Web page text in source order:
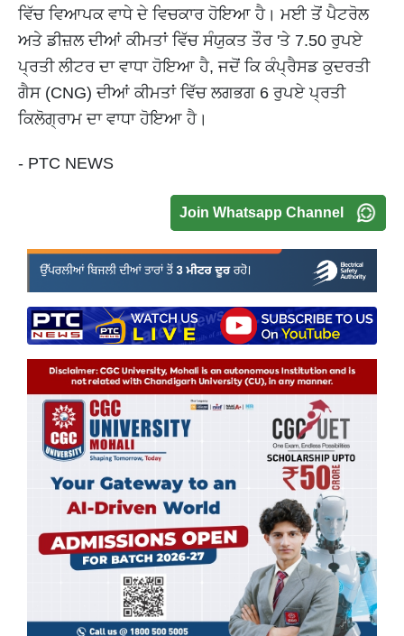
ਵਿੱਚ ਵਿਆਪਕ ਵਾਧੇ ਦੇ ਵਿਚਕਾਰ ਹੋਇਆ ਹੈ। ਮਈ ਤੋਂ ਪੈਟਰੋਲ
ਅਤੇ ਡੀਜ਼ਲ ਦੀਆਂ ਕੀਮਤਾਂ ਵਿੱਚ ਸੰਯੁਕਤ ਤੌਰ 'ਤੇ 7.50 ਰੁਪਏ
ਪ੍ਰਤੀ ਲੀਟਰ ਦਾ ਵਾਧਾ ਹੋਇਆ ਹੈ, ਜਦੋਂ ਕਿ ਕੰਪ੍ਰੈਸਡ ਕੁਦਰਤੀ
ਗੈਸ (CNG) ਦੀਆਂ ਕੀਮਤਾਂ ਵਿੱਚ ਲਗਭਗ 6 ਰੁਪਏ ਪ੍ਰਤੀ
ਕਿਲੋਗ੍ਰਾਮ ਦਾ ਵਾਧਾ ਹੋਇਆ ਹੈ।
- PTC NEWS
Join Whatsapp Channel